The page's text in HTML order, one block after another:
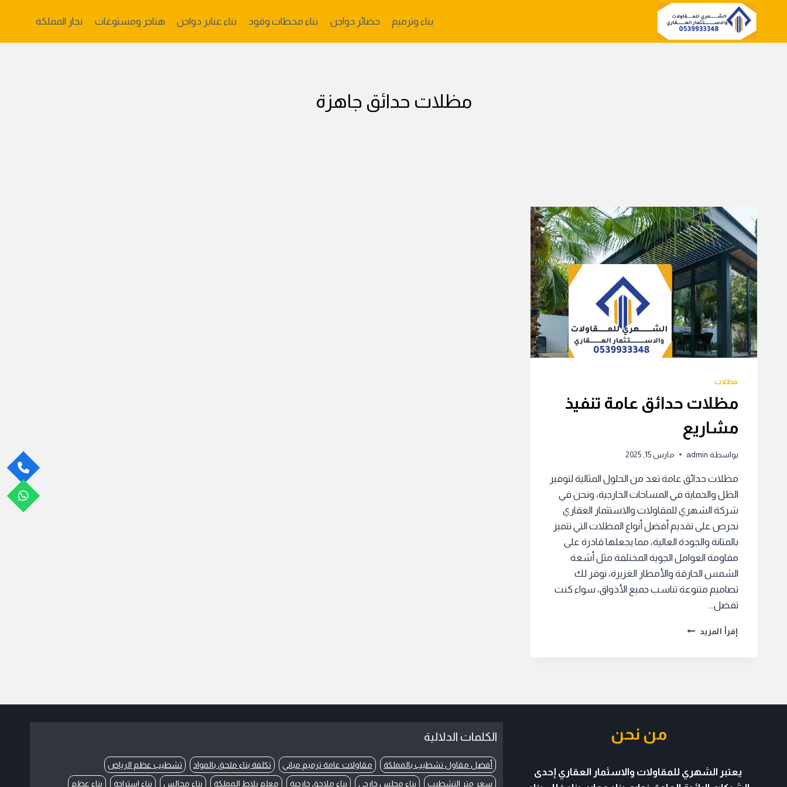
بناء وترميم حضائر دواجن بناء محطات وقود بناء عنابر دواجن هناجر ومستوعات نجار المملكة
مظلات حدائق جاهزة
مظلات
مظلات حدائق عامة تنفيذ
مشاريع
بواسطة admin مارس 15, 2025
مظلات حدائق عامة تعد من الحلول المثالية لتوفير
الظل والحماية في المساحات الخارجية، ونحن في
شركة الشهري للمقاولات والاستثمار العقاري
نحرص على تقديم أفضل أنواع المظلات التي تتميز
بالمتانة والجودة العالية، مما يجعلها قادرة على
مقاومة العوامل الجوية المختلفة مثل أشعة
الشمس الحارقة والأمطار الغزيرة، نوفر لك
تصاميم متنوعة تناسب جميع الأذواق، سواء كنت
تفضل…
إقرأ المزيد مظلات
من نحن
يعتبر الشهري للمقاولات والاسثمار العقاري إحدى
الكلمات الدلالية
أفضل مقاول تشطيب بالمملكة مقاولات عامة ترميم مباني تكلفة بناء ملحق بالمواد
تشطيب عظم الرياض
سعر متر التشطيب
بناء مجلس خارجي بناء ملاحق خارجية معلم بلاط المملكة بناء مجالس بناء استراحة بناء عظم